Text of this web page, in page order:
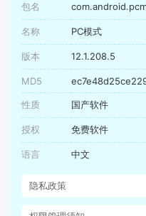
包名
名称 PC模式
版本 12.1.208.5
MD5
性质 国产软件
授权 免费软件
语言 中文
隐私政策